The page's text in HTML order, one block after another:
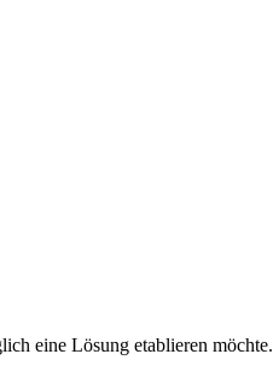
eine Lösung etablieren möchte.